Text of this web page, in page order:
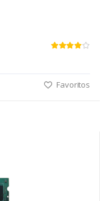
Favoritos